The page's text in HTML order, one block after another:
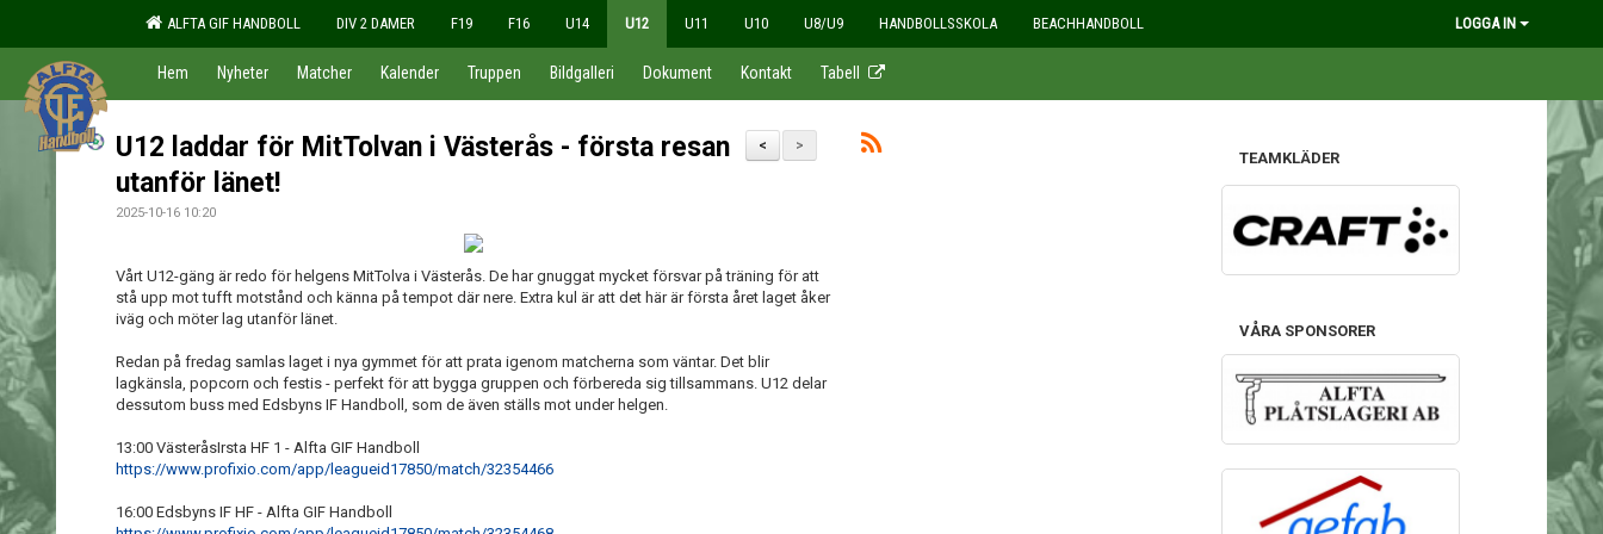
ALFTA GIF HANDBOLL DIV 2 DAMER F19 F16 U14 U12 U11 U10 U8/U9 HANDBOLLSSKOLA BEACHHANDBOLL LOGGA IN
Hem Nyheter Matcher Kalender Truppen Bildgalleri Dokument Kontakt Tabell
>
<
U12 laddar för MitTolvan i Västerås - första resan
utanför länet!
2025-10-16 10:20
Vårt U12-gäng är redo för helgens MitTolva i Västerås. De har gnuggat mycket försvar på träning för att
stå upp mot tufft motstånd och känna på tempot där nere. Extra kul är att det här är första året laget åker
iväg och möter lag utanför länet.
Redan på fredag samlas laget i nya gymmet för att prata igenom matcherna som väntar. Det blir
lagkänsla, popcorn och festis - perfekt för att bygga gruppen och förbereda sig tillsammans. U12 delar
dessutom buss med Edsbyns IF Handboll, som de även ställs mot under helgen.
13:00 VästeråsIrsta HF 1 - Alfta GIF Handboll
https://www.profixio.com/app/leagueid17850/match/32354466
16:00 Edsbyns IF HF - Alfta GIF Handboll
TEAMKLÄDER
VÅRA SPONSORER